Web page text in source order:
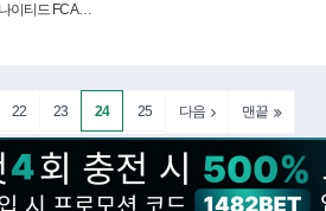
이티드 FC A…
22 23 24 25 다음 맨끝